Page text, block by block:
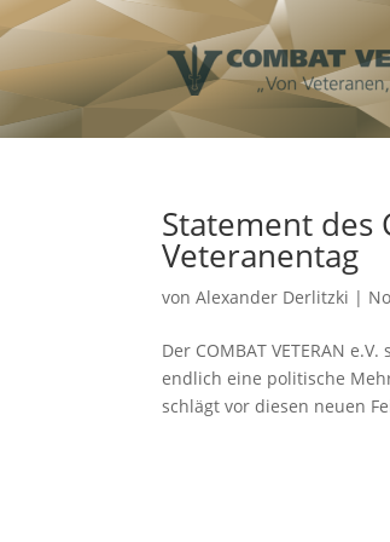
Statement des
Veteranentag
vonAlexander Derlitzki |
Der COMBAT VETERAN
endlich eine politische
schlägt vor diesen neuen